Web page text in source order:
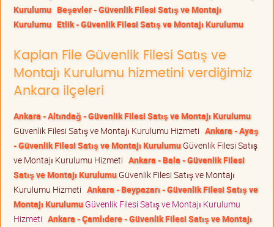
Kurulumu Beşevler - Güvenlik Filesi Satış ve Montajı
Kurulumu Etlik - Güvenlik Filesi Satış ve Montajı Kurulumu
Kaplan File Güvenlik Filesi Satış ve
Montajı Kurulumu hizmetini verdiğimiz
Ankara ilçeleri
Ankara - Altındağ - Güvenlik Filesi Satış ve Montajı Kurulumu
Güvenlik Filesi Satış ve Montajı Kurulumu Hizmeti Ankara - Ayaş
- Güvenlik Filesi Satış ve Montajı KurulumuGüvenlik Filesi Satış
ve Montajı Kurulumu Hizmeti Ankara - Bala - Güvenlik Filesi
Satış ve Montajı KurulumuGüvenlik Filesi Satış ve Montajı
Kurulumu Hizmeti Ankara - Beypazarı - Güvenlik Filesi Satış ve
Montajı KurulumuGüvenlik Filesi Satış ve Montajı Kurulumu
Hizmeti Ankara - Çamlıdere - Güvenlik Filesi Satış ve Montajı